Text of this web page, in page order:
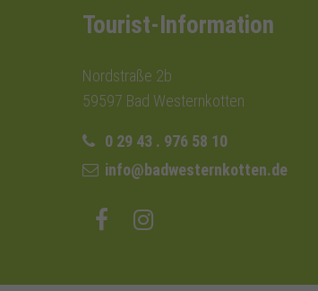
Tourist-Information
Nordstraße 2b
59597 Bad Westernkotten
0 29 43 . 976 58 10
info@badwesternkotten.de